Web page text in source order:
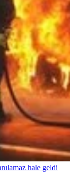
hale geldi